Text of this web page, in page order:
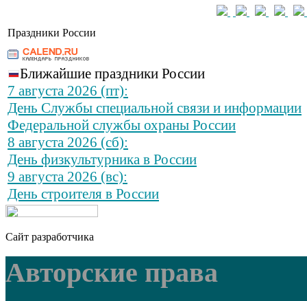
Праздники России
Ближайшие праздники России
7 августа 2026 (пт):
День Службы специальной связи и информации
Федеральной службы охраны России
8 августа 2026 (сб):
День физкультурника в России
9 августа 2026 (вс):
День строителя в России
Сайт разработчика
Авторские права